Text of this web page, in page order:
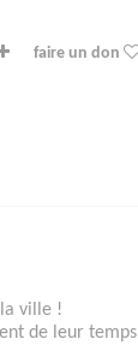
faire un don
ville !
de leur temps